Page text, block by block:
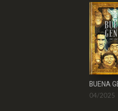
BUENA
04/2025